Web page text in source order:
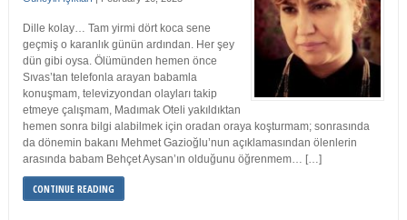
Dille kolay… Tam yirmi dört koca sene
geçmiş o karanlık günün ardından. Her şey
dün gibi oysa. Ölümünden hemen önce
Sıvas’tan telefonla arayan babamla
konuşmam, televizyondan olayları takip
etmeye çalışmam, Madımak Oteli yakıldıktan
hemen sonra bilgi alabilmek için oradan oraya koşturmam; sonrasında
da dönemin bakanı Mehmet Gazioğlu’nun açıklamasından ölenlerin
arasında babam Behçet Aysan’ın olduğunu öğrenmem… […]
CONTINUE READING